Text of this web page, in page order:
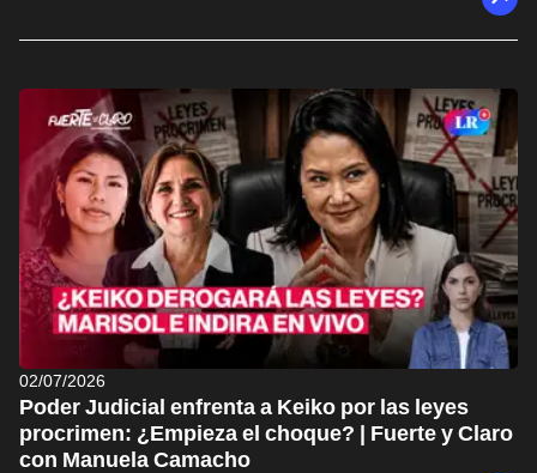
02/07/2026
Poder Judicial enfrenta a Keiko por las leyes
procrimen: ¿Empieza el choque? | Fuerte y Claro
con Manuela Camacho